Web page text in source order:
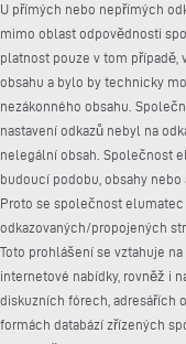
U přímých nebo nepřímých
mimo oblast odpovědnosti
platnost pouze v tom
obsahu a bylo by technicky
nezákonného obsahu.
nastavení odkazů nebyl na
nelegální obsah. Společnost
budoucí podobu, obsahy
Proto se společnost
odkazovaných/propojených
Toto prohlášení se vztahuje
internetové nabídky, rovněž i
diskuzních fórech, adresářích
formách databází zřízených